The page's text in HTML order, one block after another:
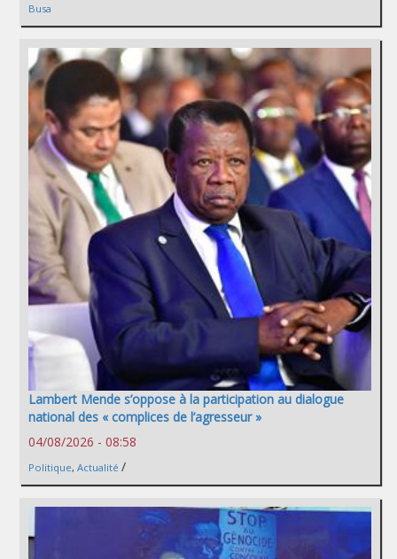
Busa
Lambert Mende s’oppose à la participation au dialogue
national des « complices de l’agresseur »
04/08/2026 - 08:58
Politique, Actualité /